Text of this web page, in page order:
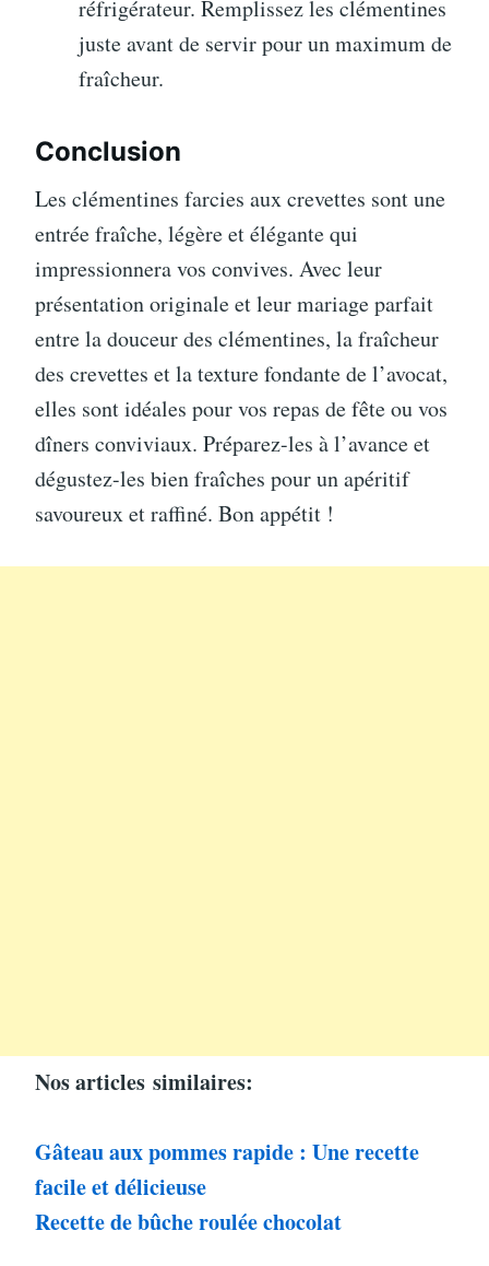
réfrigérateur. Remplissez les clémentines
juste avant de servir pour un maximum de
fraîcheur.
Conclusion
Les clémentines farcies aux crevettes sont une
entrée fraîche, légère et élégante qui
impressionnera vos convives. Avec leur
présentation originale et leur mariage parfait
entre la douceur des clémentines, la fraîcheur
des crevettes et la texture fondante de l’avocat,
elles sont idéales pour vos repas de fête ou vos
dîners conviviaux. Préparez-les à l’avance et
dégustez-les bien fraîches pour un apéritif
savoureux et raffiné. Bon appétit !
Nos articles similaires:
Gâteau aux pommes rapide : Une recette
facile et délicieuse
Recette de bûche roulée chocolat